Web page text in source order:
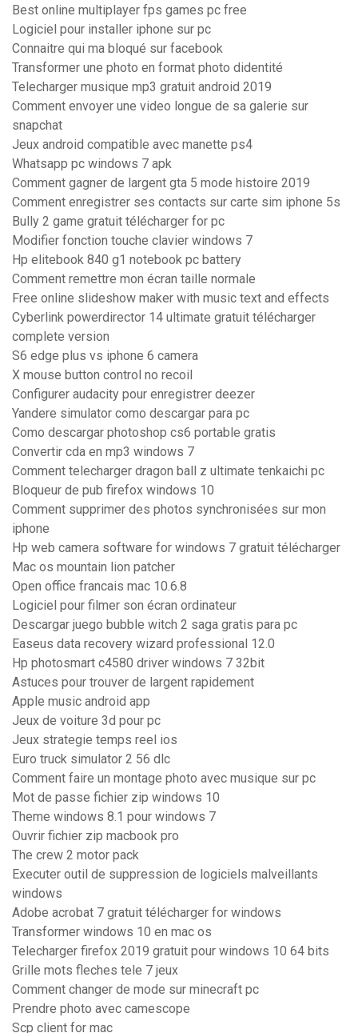
Best online multiplayer fps games pc free
Logiciel pour installer iphone sur pc
Connaitre qui ma bloqué sur facebook
Transformer une photo en format photo didentité
Telecharger musique mp3 gratuit android 2019
Comment envoyer une video longue de sa galerie sur
snapchat
Jeux android compatible avec manette ps4
Whatsapp pc windows 7 apk
Comment gagner de largent gta 5 mode histoire 2019
Comment enregistrer ses contacts sur carte sim iphone 5s
Bully 2 game gratuit télécharger for pc
Modifier fonction touche clavier windows 7
Hp elitebook 840 g1 notebook pc battery
Comment remettre mon écran taille normale
Free online slideshow maker with music text and effects
Cyberlink powerdirector 14 ultimate gratuit télécharger
complete version
S6 edge plus vs iphone 6 camera
X mouse button control no recoil
Configurer audacity pour enregistrer deezer
Yandere simulator como descargar para pc
Como descargar photoshop cs6 portable gratis
Convertir cda en mp3 windows 7
Comment telecharger dragon ball z ultimate tenkaichi pc
Bloqueur de pub firefox windows 10
Comment supprimer des photos synchronisées sur mon
iphone
Hp web camera software for windows 7 gratuit télécharger
Mac os mountain lion patcher
Open office francais mac 10.6.8
Logiciel pour filmer son écran ordinateur
Descargar juego bubble witch 2 saga gratis para pc
Easeus data recovery wizard professional 12.0
Hp photosmart c4580 driver windows 7 32bit
Astuces pour trouver de largent rapidement
Apple music android app
Jeux de voiture 3d pour pc
Jeux strategie temps reel ios
Euro truck simulator 2 56 dlc
Comment faire un montage photo avec musique sur pc
Mot de passe fichier zip windows 10
Theme windows 8.1 pour windows 7
Ouvrir fichier zip macbook pro
The crew 2 motor pack
Executer outil de suppression de logiciels malveillants
windows
Adobe acrobat 7 gratuit télécharger for windows
Transformer windows 10 en mac os
Telecharger firefox 2019 gratuit pour windows 10 64 bits
Grille mots fleches tele 7 jeux
Comment changer de mode sur minecraft pc
Prendre photo avec camescope
Scp client for mac